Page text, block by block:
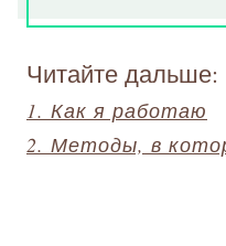
Читайте дальше:
1. Как я работаю
2. Методы, в